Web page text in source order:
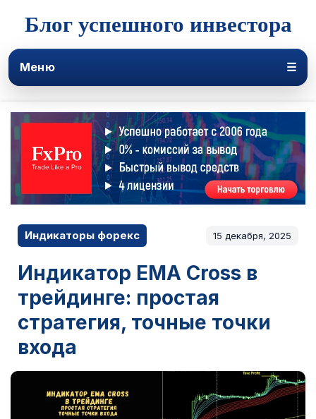
Блог успешного инвестора
Меню ☰
Индикаторы форекс 15 декабря, 2025
Индикатор EMA Cross в
трейдинге: простая
стратегия, точные точки
входа